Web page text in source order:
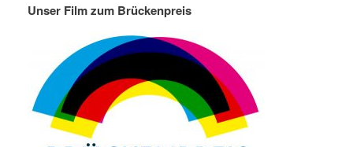
Unser Film zum Brückenpreis